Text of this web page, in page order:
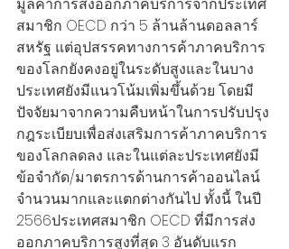
มูลค่าการส่งออกภาคบริการจากประเทศ
สมาชิก OECD กว่า 5 ล้านล้านดอลลาร์
สหรัฐ แต่อุปสรรคทางการค้าภาคบริการ
ของโลกยังคงอยู่ในระดับสูงและในบาง
ประเทศยังมีแนวโน้มเพิ่มขึ้นด้วย โดยมี
ปัจจัยมาจากความคืบหน้าในการปรับปรุง
กฎระเบียบเพื่อส่งเสริมการค้าภาคบริการ
ของโลกลดลง และในแต่ละประเทศยังมี
ข้อจำกัด/มาตรการด้านการค้าออนไลน์
จำนวนมากและแตกต่างกันไป ทั้งนี้ ในปี
2566ประเทศสมาชิก OECD ที่มีการส่ง
ออกภาคบริการสูงที่สุด 3 อันดับแรก